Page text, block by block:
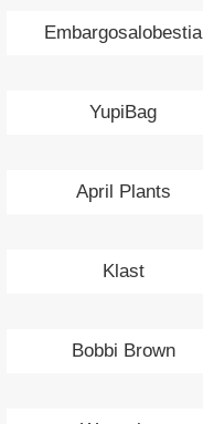
Embargosalobestia
YupiBag
April Plants
Klast
Bobbi Brown